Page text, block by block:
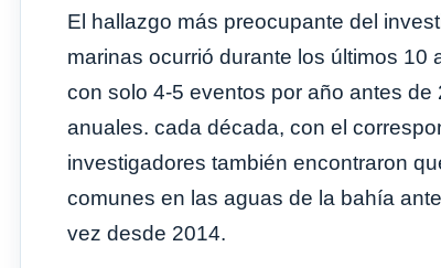
El hallazgo más preocupante del
marinas ocurrió durante los últimos
con solo 4-5 eventos por año antes
anuales. cada década, con el
investigadores también encontraron
comunes en las aguas de la bahía
vez desde 2014.